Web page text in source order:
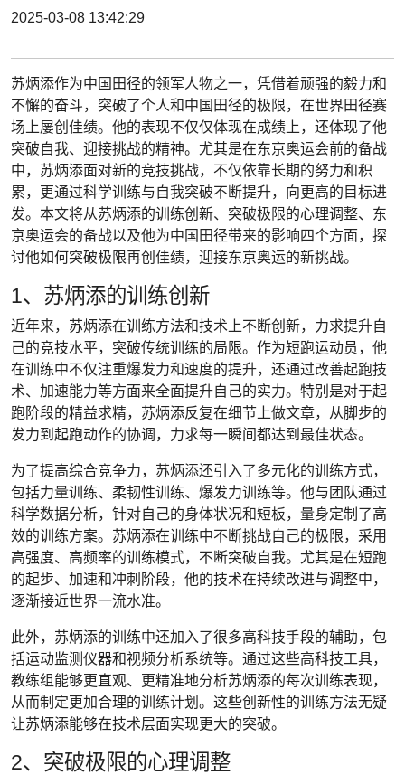
2025-03-08 13:42:29
苏炳添作为中国田径的领军人物之一，凭借着顽强的毅力和
不懈的奋斗，突破了个人和中国田径的极限，在世界田径赛
场上屡创佳绩。他的表现不仅仅体现在成绩上，还体现了他
突破自我、迎接挑战的精神。尤其是在东京奥运会前的备战
中，苏炳添面对新的竞技挑战，不仅依靠长期的努力和积
累，更通过科学训练与自我突破不断提升，向更高的目标进
发。本文将从苏炳添的训练创新、突破极限的心理调整、东
京奥运会的备战以及他为中国田径带来的影响四个方面，探
讨他如何突破极限再创佳绩，迎接东京奥运的新挑战。
1、苏炳添的训练创新
近年来，苏炳添在训练方法和技术上不断创新，力求提升自
己的竞技水平，突破传统训练的局限。作为短跑运动员，他
在训练中不仅注重爆发力和速度的提升，还通过改善起跑技
术、加速能力等方面来全面提升自己的实力。特别是对于起
跑阶段的精益求精，苏炳添反复在细节上做文章，从脚步的
发力到起跑动作的协调，力求每一瞬间都达到最佳状态。
为了提高综合竞争力，苏炳添还引入了多元化的训练方式，
包括力量训练、柔韧性训练、爆发力训练等。他与团队通过
科学数据分析，针对自己的身体状况和短板，量身定制了高
效的训练方案。苏炳添在训练中不断挑战自己的极限，采用
高强度、高频率的训练模式，不断突破自我。尤其是在短跑
的起步、加速和冲刺阶段，他的技术在持续改进与调整中，
逐渐接近世界一流水准。
此外，苏炳添的训练中还加入了很多高科技手段的辅助，包
括运动监测仪器和视频分析系统等。通过这些高科技工具，
教练组能够更直观、更精准地分析苏炳添的每次训练表现，
从而制定更加合理的训练计划。这些创新性的训练方法无疑
让苏炳添能够在技术层面实现更大的突破。
2、突破极限的心理调整